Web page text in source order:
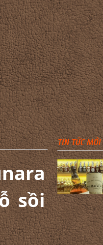
sồi
TIN TỨC MỚI